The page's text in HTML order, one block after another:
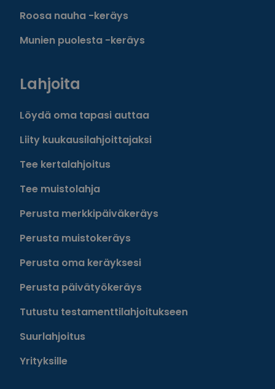
Roosa nauha -keräys
Munien puolesta -keräys
Lahjoita
Löydä oma tapasi auttaa
Liity kuukausilahjoittajaksi
Tee kertalahjoitus
Tee muistolahja
Perusta merkkipäiväkeräys
Perusta muistokeräys
Perusta oma keräyksesi
Perusta päivätyökeräys
Tutustu testamenttilahjoitukseen
Suurlahjoitus
Yrityksille